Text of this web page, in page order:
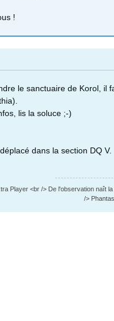
!
le sanctuaire de Korol, il
lis la soluce ;-)
dans la section DQ V.
Player <br /> De l'observation naît
/>